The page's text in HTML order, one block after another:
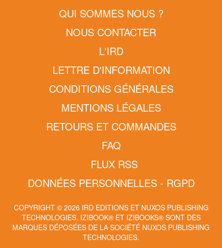
QUI SOMMES NOUS ?
NOUS CONTACTER
L'IRD
LETTRE D'INFORMATION
CONDITIONS GÉNÉRALES
MENTIONS LÉGALES
RETOURS ET COMMANDES
FAQ
FLUX RSS
DONNÉES PERSONNELLES - RGPD
COPYRIGHT © 2026 IRD EDITIONS ET NUXOS PUBLISHING
TECHNOLOGIES. IZIBOOK®ET IZIBOOKS®SONT DES
MARQUES DÉPOSÉES DE LA SOCIÉTÉ NUXOS PUBLISHING
TECHNOLOGIES.